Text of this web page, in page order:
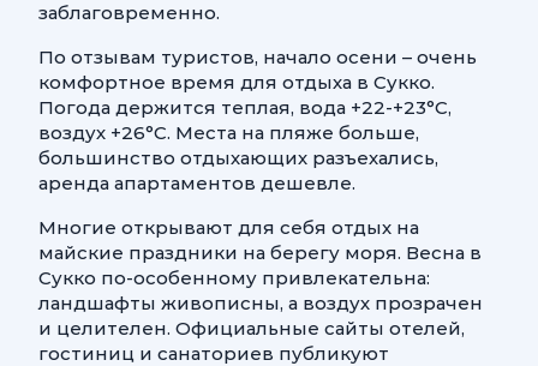
заблаговременно.
По отзывам туристов, начало осени – очень
комфортное время для отдыха в Сукко.
Погода держится теплая, вода +22-+23°C,
воздух +26°C. Места на пляже больше,
большинство отдыхающих разъехались,
аренда апартаментов дешевле.
Многие открывают для себя отдых на
майские праздники на берегу моря. Весна в
Сукко по-особенному привлекательна:
ландшафты живописны, а воздух прозрачен
и целителен. Официальные сайты отелей,
гостиниц и санаториев публикуют